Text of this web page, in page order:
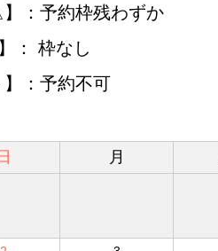
】：予約枠残わずか
】： 枠なし
】：予約不可
日
月